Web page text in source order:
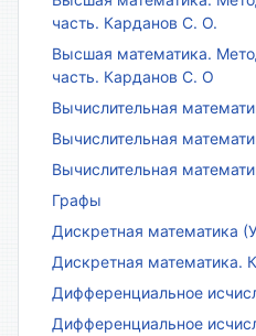
часть. Карданов С. О.
Высшая математика.
часть. Карданов С. О
Вычислительная
Вычислительная
Вычислительная
Графы
Дискретная математика
Дискретная математика.
Дифференциальное
Дифференциальное